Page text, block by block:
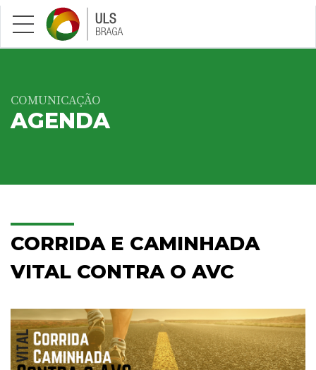
Saltar para conteúdo principal
COMUNICAÇÃO
AGENDA
CORRIDA E CAMINHADA
VITAL CONTRA O AVC